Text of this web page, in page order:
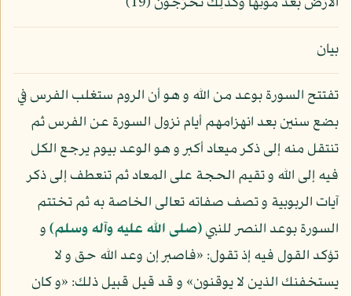
بيان
تفتتح السورة بوعد من الله و هو أن الروم ستغلب الفرس في
بضع سنين بعد انهزامهم أيام نزول السورة عن الفرس ثم
تنتقل منه إلى ذكر ميعاد أكبر و هو الوعد بيوم يرجع الكل
فيه إلى الله و تقيم الحجة على المعاد ثم تنعطف إلى ذكر
آيات الربوبية و تصف صفاته تعالى الخاصة به ثم تختتم
السورة بوعد النصر للنبي(صلى الله عليه وآله وسلم)و
تؤكد القول فيه إذ تقول: «فاصبر إن وعد الله حق و لا
يستخفنك الذين لا يوقنون» و قد قيل قبيل ذلك: «و كان